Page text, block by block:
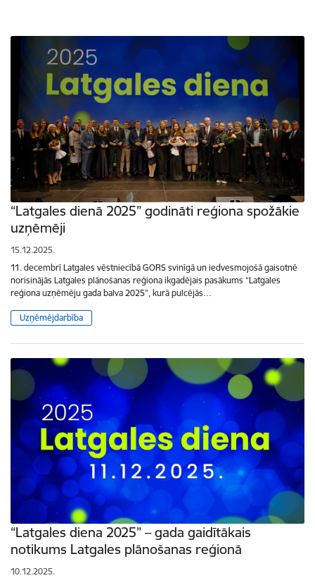
“Latgales dienā 2025” godināti reģiona spožākie
uzņēmēji
15.12.2025.
11. decembrī Latgales vēstniecībā GORS svinīgā un iedvesmojošā gaisotnē
norisinājās Latgales plānošanas reģiona ikgadējais pasākums “Latgales
reģiona uzņēmēju gada balva 2025”, kurā pulcējās…
Uzņēmējdarbība
“Latgales diena 2025” – gada gaidītākais
notikums Latgales plānošanas reģionā
10.12.2025.